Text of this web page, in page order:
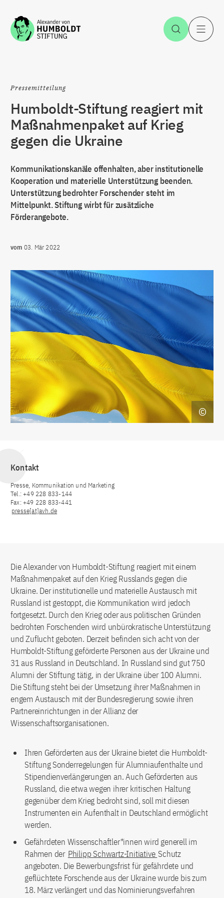
Zum Inhalt springen Suche
Pressemitteilung
Humboldt-Stiftung reagiert mit
Maßnahmenpaket auf Krieg
gegen die Ukraine
Kommunikationskanäle offenhalten, aber institutionelle
Kooperation und materielle Unterstützung beenden.
Unterstützung bedrohter Forschender steht im
Mittelpunkt. Stiftung wirbt für zusätzliche
Förderangebote.
vom 03. Mär 2022
Kontakt
Presse, Kommunikation und Marketing
Tel.: +49 228 833-144
Fax: +49 228 833-441
presse[at]avh.de
Die Alexander von Humboldt-Stiftung reagiert mit einem
Maßnahmenpaket auf den Krieg Russlands gegen die
Ukraine. Der institutionelle und materielle Austausch mit
Russland ist gestoppt, die Kommunikation wird jedoch
fortgesetzt. Durch den Krieg oder aus politischen Gründen
bedrohten Forschenden wird unbürokratische Unterstützung
und Zuflucht geboten. Derzeit befinden sich acht von der
Humboldt-Stiftung geförderte Personen aus der Ukraine und
31 aus Russland in Deutschland. In Russland sind gut 750
Alumni der Stiftung tätig, in der Ukraine über 100 Alumni.
Die Stiftung steht bei der Umsetzung ihrer Maßnahmen in
engem Austausch mit der Bundesregierung sowie ihren
Partnereinrichtungen in der Allianz der
Wissenschaftsorganisationen.
Ihren Geförderten aus der Ukraine bietet die Humboldt-
Stiftung Sonderregelungen für Alumniaufenthalte und
Stipendienverlängerungen an. Auch Geförderten aus
Russland, die etwa wegen ihrer kritischen Haltung
gegenüber dem Krieg bedroht sind, soll mit diesen
Instrumenten ein Aufenthalt in Deutschland ermöglicht
werden.
Gefährdeten Wissenschaftler*innen wird generell im
Rahmen der Philipp Schwartz-Initiative Schutz
angeboten. Die Bewerbungsfrist für gefährdete und
geflüchtete Forschende aus der Ukraine wurde bis zum
18. März verlängert und das Nominierungsverfahren